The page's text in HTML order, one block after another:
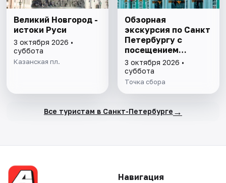
Великий Новгород -
истоки Руси
3 октября 2026 •
суббота
Казанская пл.
Обзорная
экскурсия по Санкт
Петербургу с
посещением
Эрмитажа
3 октября 2026 •
суббота
Точка сбора
Все туристам в Санкт-Петербурге →
Навигация